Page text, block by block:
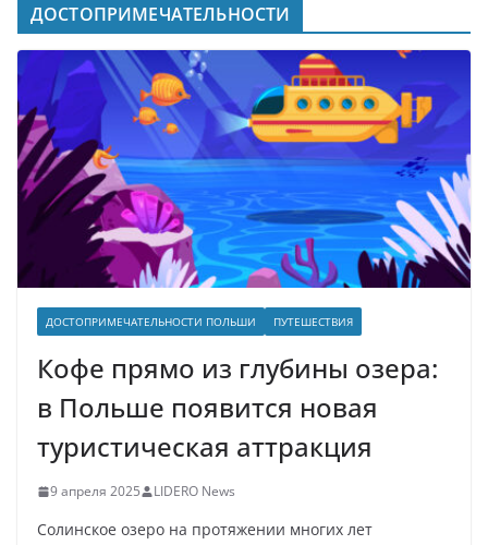
ДОСТОПРИМЕЧАТЕЛЬНОСТИ
ДОСТОПРИМЕЧАТЕЛЬНОСТИ ПОЛЬШИ ПУТЕШЕСТВИЯ
Кофе прямо из глубины озера:
в Польше появится новая
туристическая аттракция
9 апреля 2025 LIDERO News
Солинское озеро на протяжении многих лет